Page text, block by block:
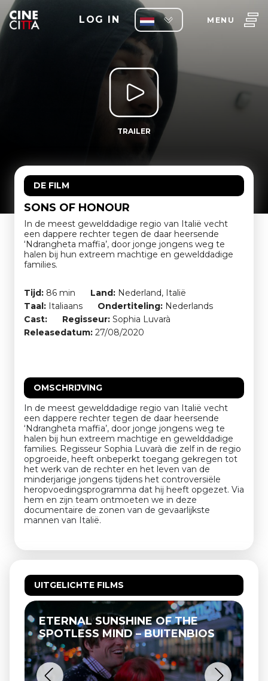
LOG IN MENU
TRAILER
DE FILM
SONS OF HONOUR
In de meest gewelddadige regio van Italië vecht
een dappere rechter tegen de daar heersende
‘Ndrangheta maffia’, door jonge jongens weg te
halen bij hun extreem machtige en gewelddadige
families.
Tijd: 86 min Land: Nederland, Italië
Taal: Italiaans Ondertiteling: Nederlands
Cast:
Regisseur: Sophia Luvarà
Releasedatum: 27/08/2020
OMSCHRIJVING
In de meest gewelddadige regio van Italië vecht
een dappere rechter tegen de daar heersende
‘Ndrangheta maffia’, door jonge jongens weg te
halen bij hun extreem machtige en gewelddadige
families. Regisseur Sophia Luvarà die zelf in de regio
opgroeide, heeft onbeperkt toegang gekregen tot
het werk van de rechter en het leven van de
minderjarige jongens tijdens het controversiële
heropvoedingsprogramma dat hij heeft opgezet. Via
hem en zijn team ontmoeten we in deze
documentaire de zonen van de gevaarlijkste
mannen van Italië.
UITGELICHTE FILMS
ETERNAL SUNSHINE OF THE
SPOTLESS MIND – BUITENBIOS